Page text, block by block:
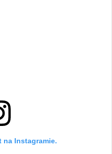
na Instagramie.